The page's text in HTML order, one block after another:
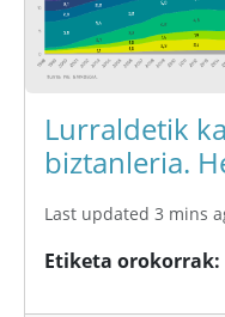
Lurraldetik
biztanleria.
Last updated 3 mins
Etiketa orokorrak